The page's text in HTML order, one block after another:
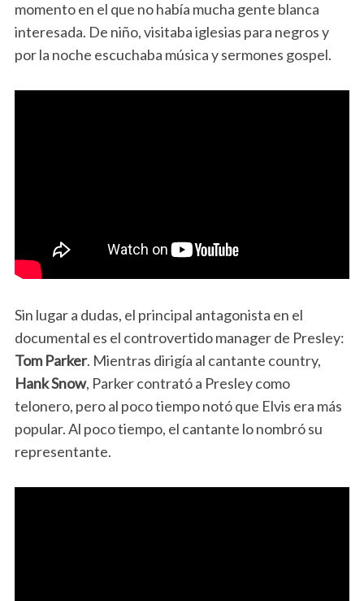
momento en el que no había mucha gente blanca
interesada. De niño, visitaba iglesias para negros y
por la noche escuchaba música y sermones gospel.
Sin lugar a dudas, el principal antagonista en el
documental es el controvertido manager de Presley:
Tom Parker. Mientras dirigía al cantante country,
Hank Snow, Parker contrató a Presley como
telonero, pero al poco tiempo notó que Elvis era más
popular. Al poco tiempo, el cantante lo nombró su
representante.